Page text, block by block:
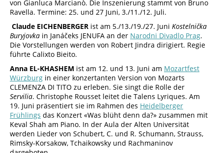
von Gianluca Marcianò. Die Inszenierung stammt von Bruno
Ravella. Termine: 25. und 27 Juni, 3./11./12. Juli.
Claude EICHENBERGER ist am 5./13./19./27. Juni Kostelnička
Buryjovka in Janáčeks JENUFA an der Narodni Divadlo Prag.
Die Vorstellungen werden von Robert Jindra dirigiert. Regie
führte Calixto Bieito.
Anna EL-KHASHEM ist am 12. und 13. Juni am Mozartfest
Würzburg in einer konzertanten Version von Mozarts
CLEMENZA DI TITO zu erleben. Sie singt die Rolle der
Servilia. Christophe Rousset leitet die Talens Lyriques. Am
19. Juni präsentiert sie im Rahmen des Heidelberger
Frühlings das Konzert «Was blüht denn da?» zusammen mit
Keval Shah am Piano. In der Aula der Alten Universität
werden Lieder von Schubert, C. und R. Schumann, Strauss,
Rimsky-Korsakow, Tchaikowsky und Rachmaninov